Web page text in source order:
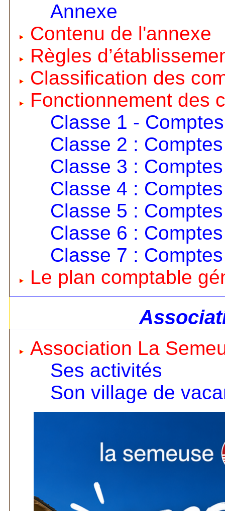
Annexe
Contenu de l'annexe
Règles
Classification des
Fonctionnement des
Classe 1 -
Classe 2 :
Classe 3 :
Classe 4 :
Classe 5 :
Classe 6 :
Classe 7 :
Le plan comptable
Association La
Ses activités
Son village de